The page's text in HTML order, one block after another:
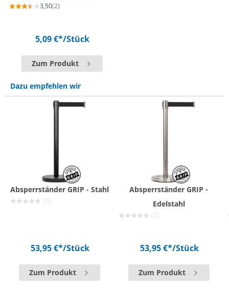
3,50(2)
5,09 €*/Stück
Zum Produkt
Dazu empfehlen wir
Absperrständer GRIP - Stahl
(0)
53,95 €*/Stück
Zum Produkt
Absperrständer GRIP -
Edelstahl
(0)
53,95 €*/Stück
Zum Produkt